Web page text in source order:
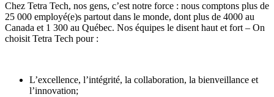
Chez Tetra Tech, nos gens, c’est notre force : nous comptons plus de
25 000 employé(e)s partout dans le monde, dont plus de 4000 au
Canada et 1 300 au Québec. Nos équipes le disent haut et fort – On
choisit Tetra Tech pour :
L’excellence, l’intégrité, la collaboration, la bienveillance et
l’innovation;